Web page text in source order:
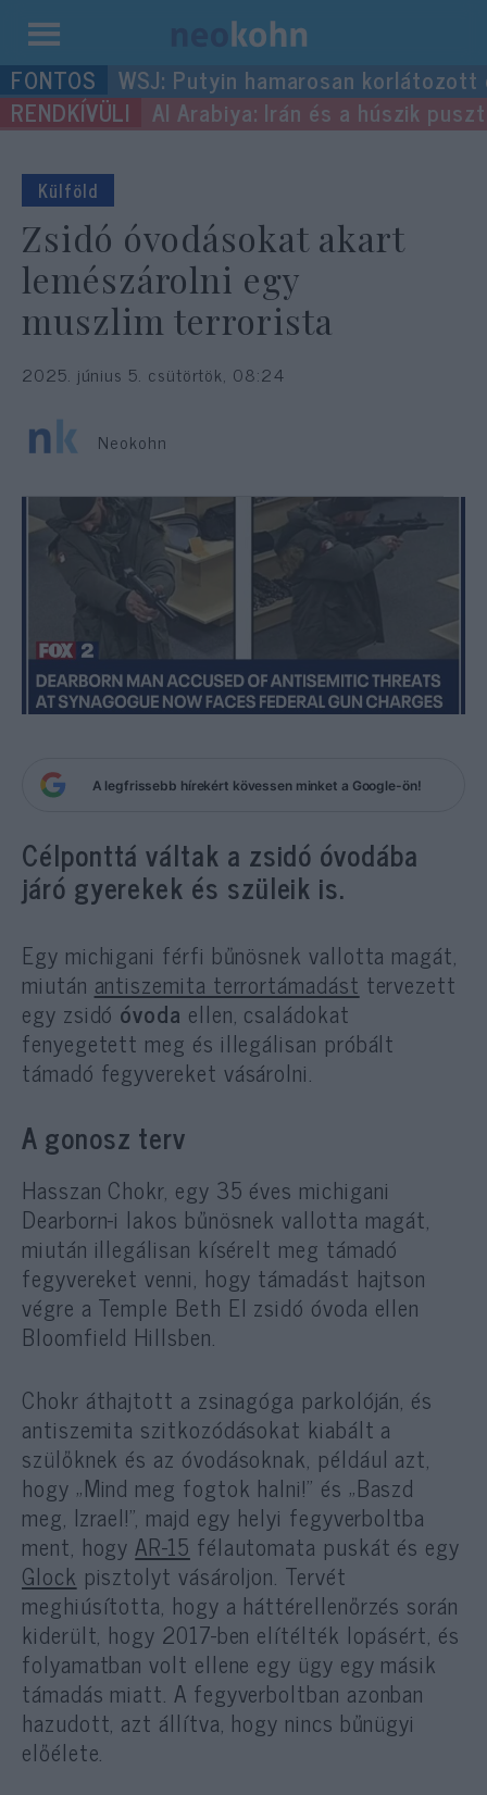
Kilépés
a
tartalomba
WSJ: Putyin hamarosan
Al Arabiya: Irán és a húszik
Külföld
Zsidó óvodásokat akart
lemészárolni egy
muszlim terrorista
2025. június 5. csütörtök, 08:24
Neokohn
A legfrissebb hírekért kövessen minket a Google-ön!
Célponttá váltak a zsidó óvodába
járó gyerekek és szüleik is.
Egy michigani férfi bűnösnek vallotta magát,
miután antiszemita terrortámadást tervezett
egy zsidó óvoda ellen, családokat
fenyegetett meg és illegálisan próbált
támadó fegyvereket vásárolni.
A gonosz terv
Hasszan Chokr, egy 35 éves michigani
Dearborn-i lakos bűnösnek vallotta magát,
miután illegálisan kísérelt meg támadó
fegyvereket venni, hogy támadást hajtson
végre a Temple Beth El zsidó óvoda ellen
Bloomfield Hillsben.
Chokr áthajtott a zsinagóga parkolóján, és
antiszemita szitkozódásokat kiabált a
szülőknek és az óvodásoknak, például azt,
hogy „Mind meg fogtok halni!” és „Baszd
meg, Izrael!”, majd egy helyi fegyverboltba
ment, hogyAR-15 félautomata puskát és egy
Glock pisztolyt vásároljon. Tervét
meghiúsította, hogy a háttérellenőrzés során
kiderült, hogy 2017-ben elítélték lopásért, és
folyamatban volt ellene egy ügy egy másik
támadás miatt. A fegyverboltban azonban
hazudott, azt állítva, hogy nincs bűnügyi
előélete.